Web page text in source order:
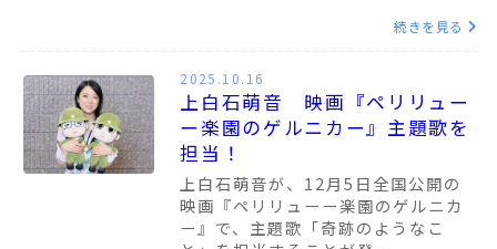
続きを見る
2025.10.16
上白石萌音 映画『ペリリュー
ー楽園のゲルニカー』主題歌を
担当！
上白石萌音が、12月5日全国公開の
映画『ペリリューー楽園のゲルニカ
ー』で、主題歌「奇跡のようなこ